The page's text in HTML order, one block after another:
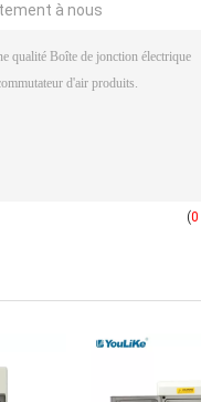
à nous
(0